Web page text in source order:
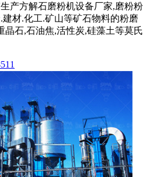
产方解石磨粉机设备厂家,磨粉粉
材.化工.矿山等矿石物料的粉磨
晶石,石油焦,活性炭,硅藻土等莫氏